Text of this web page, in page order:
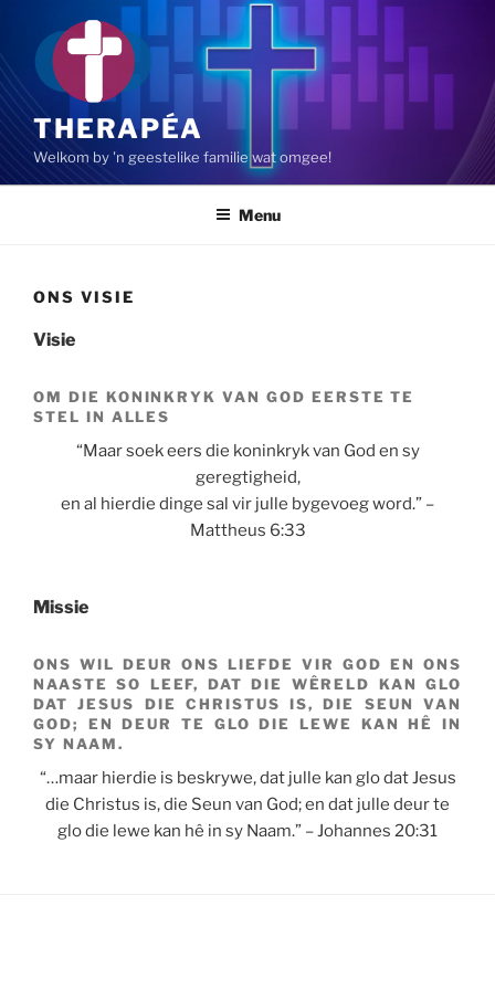
content
THERAPÉA
Welkom by 'n geestelike familie wat omgee!
Menu
ONS VISIE
Visie
OM DIE KONINKRYK VAN GOD EERSTE TE
STEL IN ALLES
“Maar soek eers die koninkryk van God en sy
geregtigheid,
en al hierdie dinge sal vir julle bygevoeg word.” –
Mattheus 6:33
Missie
ONS WIL DEUR ONS LIEFDE VIR GOD EN ONS
NAASTE SO LEEF, DAT DIE WÊRELD KAN GLO
DAT JESUS DIE CHRISTUS IS, DIE SEUN VAN
GOD; EN DEUR TE GLO DIE LEWE KAN HÊ IN
SY NAAM.
“…maar hierdie is beskrywe, dat julle kan glo dat Jesus
die Christus is, die Seun van God; en dat julle deur te
glo die lewe kan hê in sy Naam.” – Johannes 20:31